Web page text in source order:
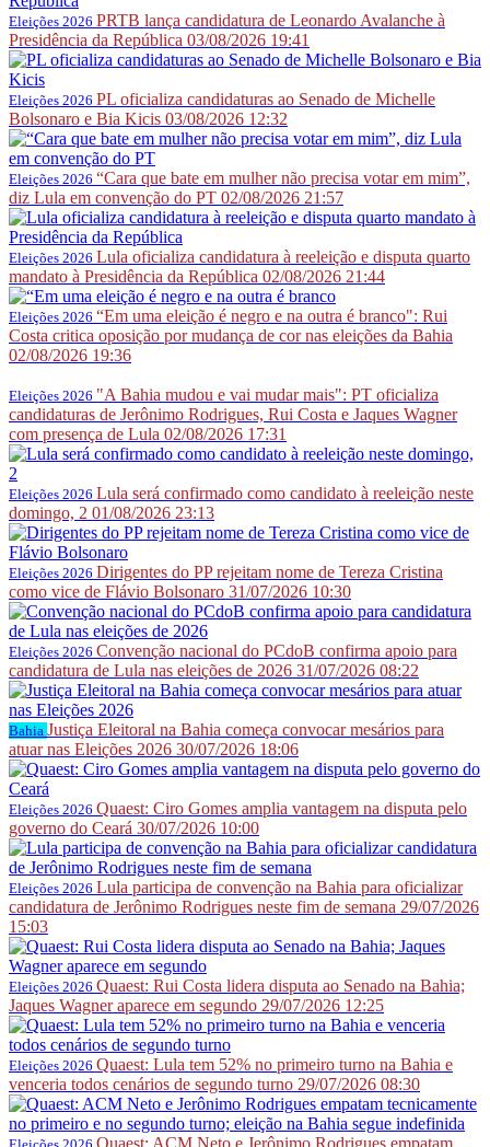
Eleições 2026 PRTB lança candidatura de Leonardo Avalanche à
Presidência da República 03/08/2026 19:41
Eleições 2026 PL oficializa candidaturas ao Senado de Michelle
Bolsonaro e Bia Kicis 03/08/2026 12:32
Eleições 2026 “Cara que bate em mulher não precisa votar em mim”,
diz Lula em convenção do PT 02/08/2026 21:57
Eleições 2026 Lula oficializa candidatura à reeleição e disputa quarto
mandato à Presidência da República 02/08/2026 21:44
Eleições 2026 “Em uma eleição é negro e na outra é branco": Rui
Costa critica oposição por mudança de cor nas eleições da Bahia
02/08/2026 19:36
Eleições 2026 "A Bahia mudou e vai mudar mais": PT oficializa
candidaturas de Jerônimo Rodrigues, Rui Costa e Jaques Wagner
com presença de Lula 02/08/2026 17:31
Eleições 2026 Lula será confirmado como candidato à reeleição neste
domingo, 2 01/08/2026 23:13
Eleições 2026 Dirigentes do PP rejeitam nome de Tereza Cristina
como vice de Flávio Bolsonaro 31/07/2026 10:30
Eleições 2026 Convenção nacional do PCdoB confirma apoio para
candidatura de Lula nas eleições de 2026 31/07/2026 08:22
Bahia Justiça Eleitoral na Bahia começa convocar mesários para
atuar nas Eleições 2026 30/07/2026 18:06
Eleições 2026 Quaest: Ciro Gomes amplia vantagem na disputa pelo
governo do Ceará 30/07/2026 10:00
Eleições 2026 Lula participa de convenção na Bahia para oficializar
candidatura de Jerônimo Rodrigues neste fim de semana 29/07/2026
15:03
Eleições 2026 Quaest: Rui Costa lidera disputa ao Senado na Bahia;
Jaques Wagner aparece em segundo 29/07/2026 12:25
Eleições 2026 Quaest: Lula tem 52% no primeiro turno na Bahia e
venceria todos cenários de segundo turno 29/07/2026 08:30
Quaest: ACM Neto e Jerônimo Rodrigues empatam